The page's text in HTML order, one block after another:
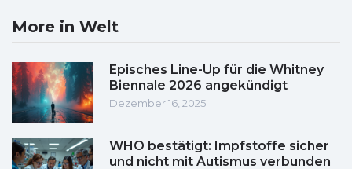
More in Welt
Episches Line-Up für die Whitney
Biennale 2026 angekündigt
Dezember 16, 2025
WHO bestätigt: Impfstoffe sicher
und nicht mit Autismus verbunden